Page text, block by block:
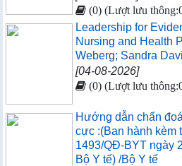
(0) (Lượt lưu
Leadership for
Nursing and Health
Weberg; Sandra
[04-08-2026]
(0) (Lượt lưu
Hướng dẫn chẩn
cực :(Ban hành kèm
1493/QĐ-BYT ngày
Bộ Y tế) /Bộ Y tế